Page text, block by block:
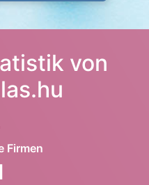
von
Firmen